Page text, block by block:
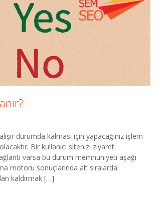
durumda kalması için yapacağınız işlem
Bir kullanıcı sitenizi ziyaret
varsa bu durum memnuniyeti aşağı
motoru sonuçlarında alt sıralarda
kaldırmak […]